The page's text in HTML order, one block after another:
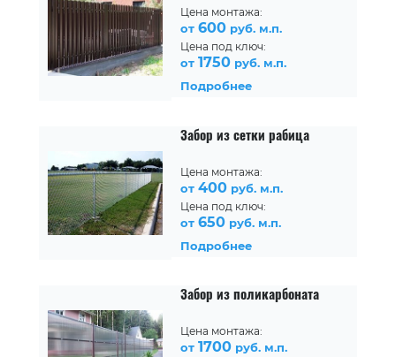
Цена монтажа:
от 600 руб. м.п.
Цена под ключ:
от 1750 руб. м.п.
Подробнее
Забор из сетки рабица
Цена монтажа:
от 400 руб. м.п.
Цена под ключ:
от 650 руб. м.п.
Подробнее
Забор из поликарбоната
Цена монтажа:
от 1700 руб. м.п.